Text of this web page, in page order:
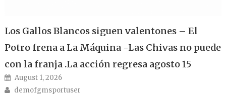
Los Gallos Blancos siguen valentones – El
Potro frena a La Máquina -Las Chivas no puede
con la franja .La acción regresa agosto 15
Posted on
August 1, 2026
Author
demofgmsportuser